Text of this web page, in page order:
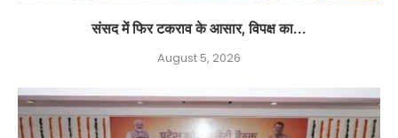
संसद में फिर टकराव के आसार, विपक्ष का...
August 5, 2026